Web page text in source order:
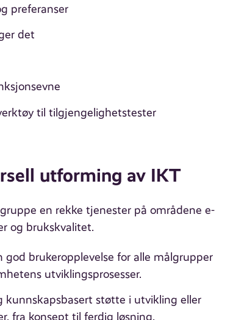
preferanser
det
til tilgjengelighetstester
utforming av IKT
en rekke tjenester på områdene e-
og brukskvalitet.
god brukeropplevelse for alle målgrupper
utviklingsprosesser.
kunnskapsbasert støtte i utvikling eller
fra konsept til ferdig løsning.